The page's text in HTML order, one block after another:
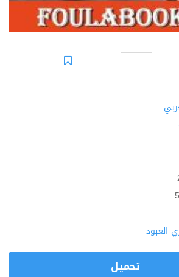
العبود
تحميل